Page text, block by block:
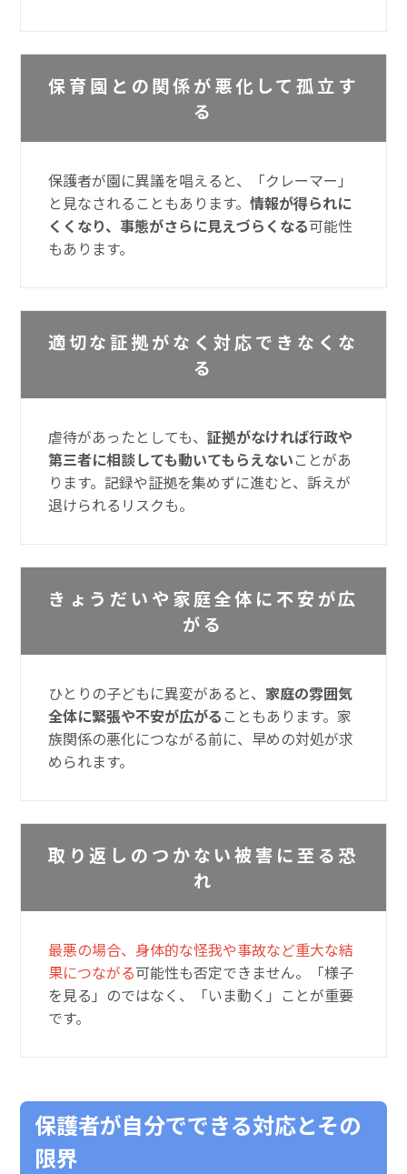
保育園との関係が悪化して孤立す
る
保護者が園に異議を唱えると、「クレーマー」
と見なされることもあります。情報が得られに
くくなり、事態がさらに見えづらくなる可能性
もあります。
適切な証拠がなく対応できなくな
る
虐待があったとしても、証拠がなければ行政や
第三者に相談しても動いてもらえないことがあ
ります。記録や証拠を集めずに進むと、訴えが
退けられるリスクも。
きょうだいや家庭全体に不安が広
がる
ひとりの子どもに異変があると、 家庭の雰囲気
全体に緊張や不安が広がる こともあります。家
族関係の悪化につながる前に、早めの対処が求
められます。
取り返しのつかない被害に至る恐
れ
最悪の場合、身体的な怪我や事故など重大な結
果につながる可能性も否定できません。「様子
を見る」のではなく、「いま動く」ことが重要
です。
保護者が自分でできる対応とその
限界